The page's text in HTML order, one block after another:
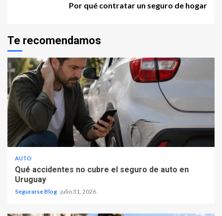
Por qué contratar un seguro de hogar
Te recomendamos
AUTO
Qué accidentes no cubre el seguro de auto en
Uruguay
Segurarse Blog julio 31, 2026